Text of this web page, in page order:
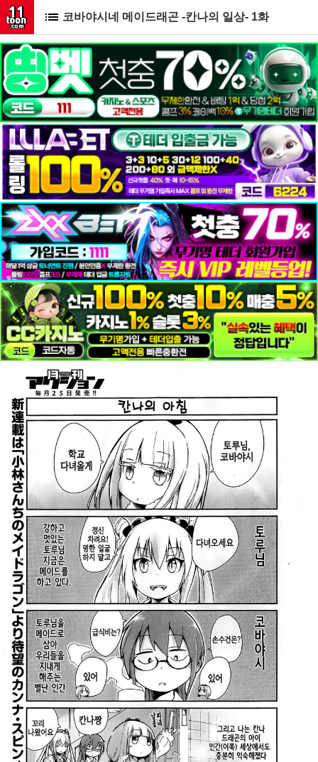
코바야시네 메이드래곤 -칸나의 일상- 1화